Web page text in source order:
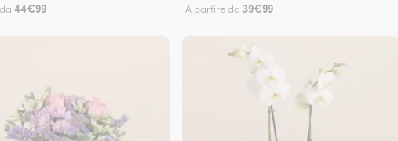
44€99 A partire da 39€99